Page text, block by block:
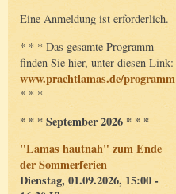
Eine Anmeldung ist erforderlich.
* * * Das gesamte Programm
finden Sie hier, unter diesen Link:
www.prachtlamas.de/programm
* * *
* * * September 2026 * * *
"Lamas hautnah" zum Ende
der Sommerferien
Dienstag, 01.09.2026, 15:00 -